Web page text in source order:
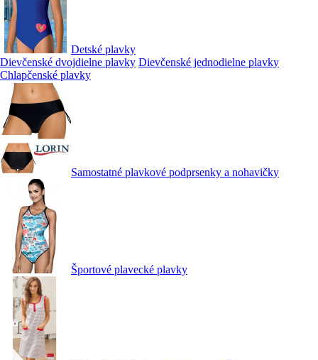
Detské plavky
Dievčenské dvojdielne plavky Dievčenské jednodielne plavky
Chlapčenské plavky
Samostatné plavkové podprsenky a nohavičky
Športové plavecké plavky